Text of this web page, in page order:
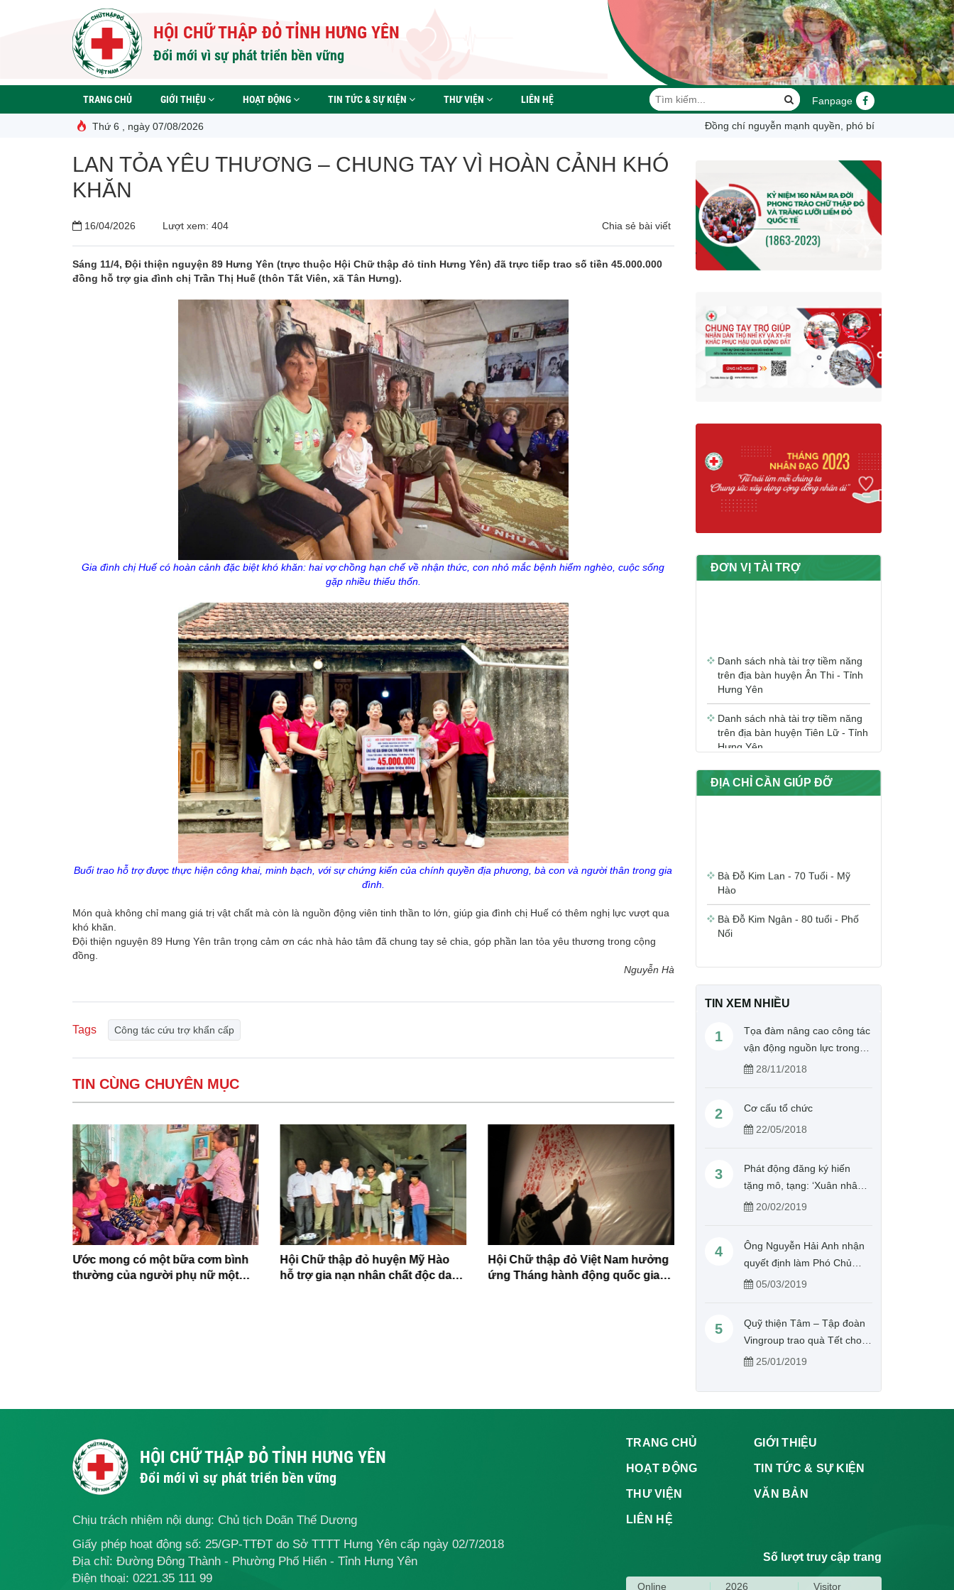
HỘI CHỮ THẬP ĐỎ TỈNH HƯNG YÊN
Đổi mới vì sự phát triển bền vững
TRANG CHỦ GIỚI THIỆU HOẠT ĐỘNG TIN TỨC & SỰ KIỆN THƯ VIỆN LIÊN HỆ Fanpage
Thứ 6 , ngày 07/08/2026 đồng chí nguyễn mạnh quyền, phó bí thư tỉnh ủy, chủ tịch
LAN TỎA YÊU THƯƠNG – CHUNG TAY VÌ HOÀN CẢNH KHÓ
KHĂN
16/04/2026 Lượt xem: 404 Chia sẻ bài viết
Sáng 11/4, Đội thiện nguyện 89 Hưng Yên (trực thuộc Hội Chữ thập đỏ tỉnh Hưng Yên) đã trực tiếp trao số tiền 45.000.000
đồng hỗ trợ gia đình chị Trần Thị Huế (thôn Tất Viên, xã Tân Hưng).
Gia đình chị Huế có hoàn cảnh đặc biệt khó khăn: hai vợ chồng hạn chế về nhận thức, con nhỏ mắc bệnh hiểm nghèo, cuộc sống
gặp nhiều thiếu thốn.
Buổi trao hỗ trợ được thực hiện công khai, minh bạch, với sự chứng kiến của chính quyền địa phương, bà con và người thân trong gia
đình.
Món quà không chỉ mang giá trị vật chất mà còn là nguồn động viên tinh thần to lớn, giúp gia đình chị Huế có thêm nghị lực vượt qua
khó khăn.
Đội thiện nguyện 89 Hưng Yên trân trọng cảm ơn các nhà hảo tâm đã chung tay sẻ chia, góp phần lan tỏa yêu thương trong cộng
đồng.
Nguyễn Hà
Tags Công tác cứu trợ khẩn cấp
TIN CÙNG CHUYÊN MỤC
Ước mong có một bữa cơm bình
thường của người phụ nữ một
Hội Chữ thập đỏ huyện Mỹ Hào
hỗ trợ gia nạn nhân chất độc da
Hội Chữ thập đỏ Việt Nam hưởng
ứng Tháng hành động quốc gia
Hội Chữ thập đỏ tỉnh Hưng Yên vì
ĐƠN VỊ TÀI TRỢ
trên địa bàn huyện Ân Thi - Tỉnh
Hưng Yên
Danh sách nhà tài trợ tiềm năng
trên địa bàn huyện Tiên Lữ - Tỉnh
Hưng Yên
trên địa bàn huyện Khoái Châu -
Tỉnh Hưng Yên
Danh sách nhà tài trợ tiềm năng
trên địa bàn huyện Văn Lâm -
Tỉnh Hưng Yên
ĐỊA CHỈ CẦN GIÚP ĐỠ
Hào
Bà Đỗ Kim Ngân - 80 tuổi - Phố
Nối
TIN XEM NHIỀU
1
Tọa đàm nâng cao công tác
vận động nguồn lực trong
hoạt động Chữ thập đỏ
28/11/2018
2
Cơ cấu tổ chức
22/05/2018
3
Phát động đăng ký hiến
tặng mô, tạng: ‘Xuân nhân
ái – Cho đi là còn mãi’
20/02/2019
4
Ông Nguyễn Hải Anh nhận
quyết định làm Phó Chủ
tịch, Tổng Thư kí Hội Chữ
05/03/2019
5
Quỹ thiện Tâm – Tập đoàn
Vingroup trao quà Tết cho
người nghèo tỉnh Hưng Yên
25/01/2019
HỘI CHỮ THẬP ĐỎ TỈNH HƯNG YÊN
Đổi mới vì sự phát triển bền vững
Chịu trách nhiệm nội dung: Chủ tịch Doãn Thế Dương
Giấy phép hoạt động số: 25/GP-TTĐT do Sở TTTT Hưng Yên cấp ngày 02/7/2018
Địa chỉ: Đường Đông Thành - Phường Phố Hiến - Tỉnh Hưng Yên
Điện thoại: 0221.35 111 99
TRANG CHỦ GIỚI THIỆU
HOẠT ĐỘNG TIN TỨC & SỰ KIỆN
THƯ VIỆN VĂN BẢN
LIÊN HỆ
Số lượt truy cập trang
Online 2026 Visitor